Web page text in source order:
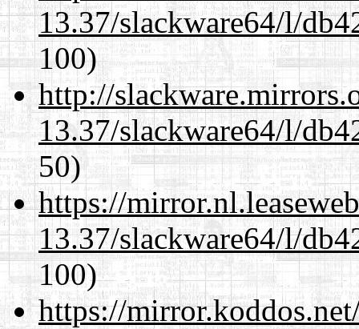
13.37/slackware64/l/
100)
http://
13.37/slackware64/l/
50)
https://
13.37/slackware64/l/
100)
https://